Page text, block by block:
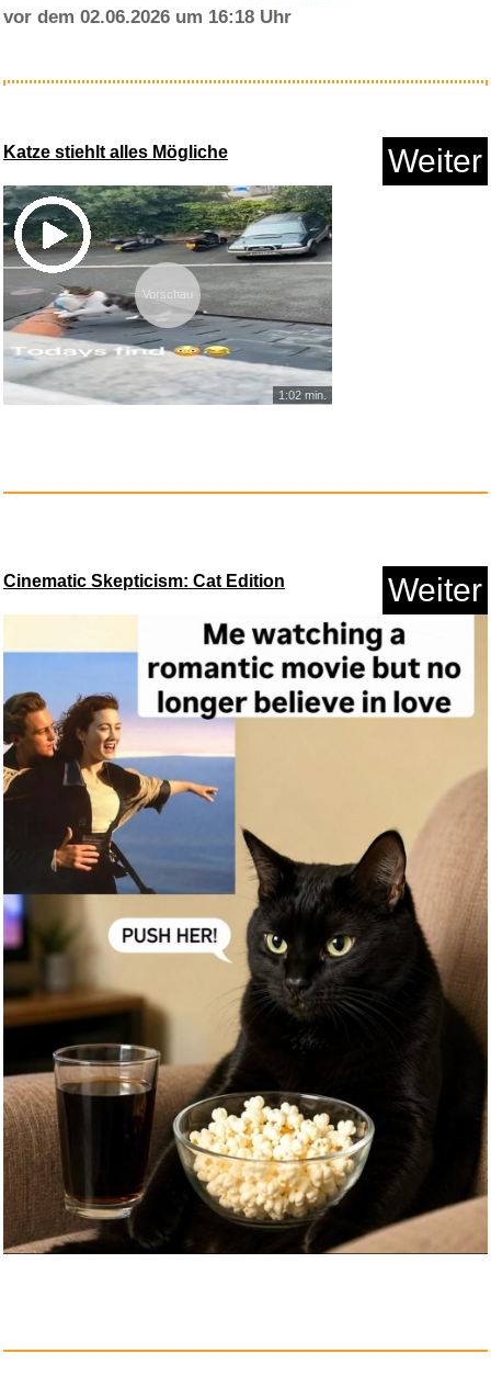
Anzeige
Band of Brothers [Blu-ray] [20...
Anzeige
Born to be Wild, Saumä&sz...
vor dem 02.06.2026 um 16:18 Uhr
Katze stiehlt alles Mögliche Weiter
Vorschau
1:02 min.
Cinematic Skepticism: Cat Edition Weiter